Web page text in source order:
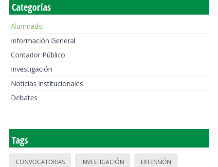
Categorías
Alumnado
Información General
Contador Público
Investigación
Noticias institucionales
Debates
Tags
CONVOCATORIAS INVESTIGACIÓN EXTENSIÓN